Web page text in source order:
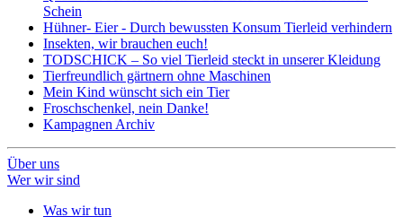
Schein
Hühner- Eier - Durch bewussten Konsum Tierleid verhindern
Insekten, wir brauchen euch!
TODSCHICK – So viel Tierleid steckt in unserer Kleidung
Tierfreundlich gärtnern ohne Maschinen
Mein Kind wünscht sich ein Tier
Froschschenkel, nein Danke!
Kampagnen Archiv
Über uns
Wer wir sind
Was wir tun